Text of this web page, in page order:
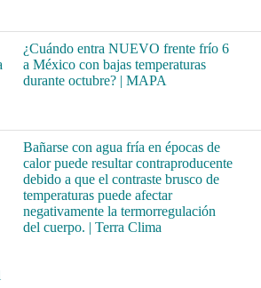
¿Cuándo entra NUEVO frente frío 6
a México con bajas temperaturas
durante octubre? | MAPA
Bañarse con agua fría en épocas de
calor puede resultar contraproducente
debido a que el contraste brusco de
temperaturas puede afectar
negativamente la termorregulación
del cuerpo. | Terra Clima